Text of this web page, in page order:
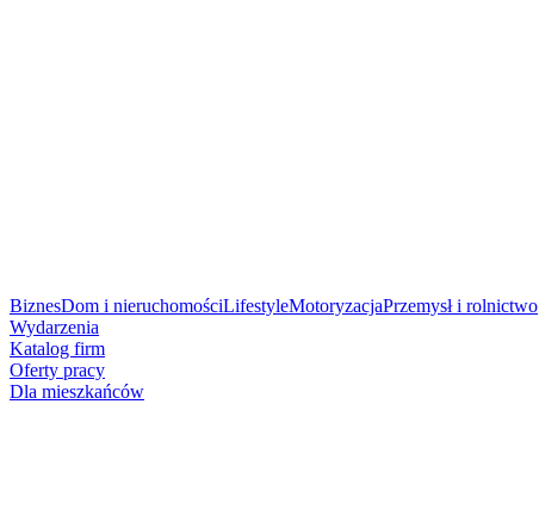
BiznesDom i nieruchomościLifestyleMotoryzacjaPrzemysł i rolnictwo
Wydarzenia
Katalog firm
Oferty pracy
Dla mieszkańców